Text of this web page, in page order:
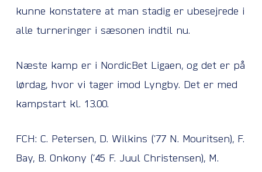
kunne konstatere at man stadig er ubesejrede i
alle turneringer i sæsonen indtil nu.
Næste kamp er i NordicBet Ligaen, og det er på
lørdag, hvor vi tager imod Lyngby. Det er med
kampstart kl. 13.00.
FCH: C. Petersen, D. Wilkins (’77 N. Mouritsen), F.
Bay, B. Onkony (’45 F. Juul Christensen), M.